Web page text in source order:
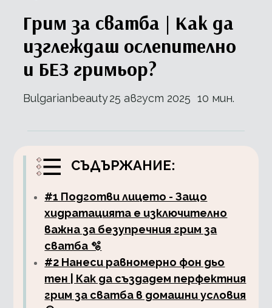
Грим за сватба | Как да
изглеждаш ослепително
и БЕЗ гримьор?
Bulgarianbeauty25 август 2025 10 мин.
СЪДЪРЖАНИЕ:
#1 Подготви лицето - Защо
хидратацията е изключително
важна за безупречния грим за
сватба 🫧
#2 Нанеси равномерно фон дьо
тен | Как да създадем перфектния
грим за сватба в домашни условия